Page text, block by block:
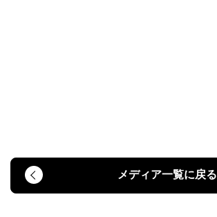
メディア一覧に戻る